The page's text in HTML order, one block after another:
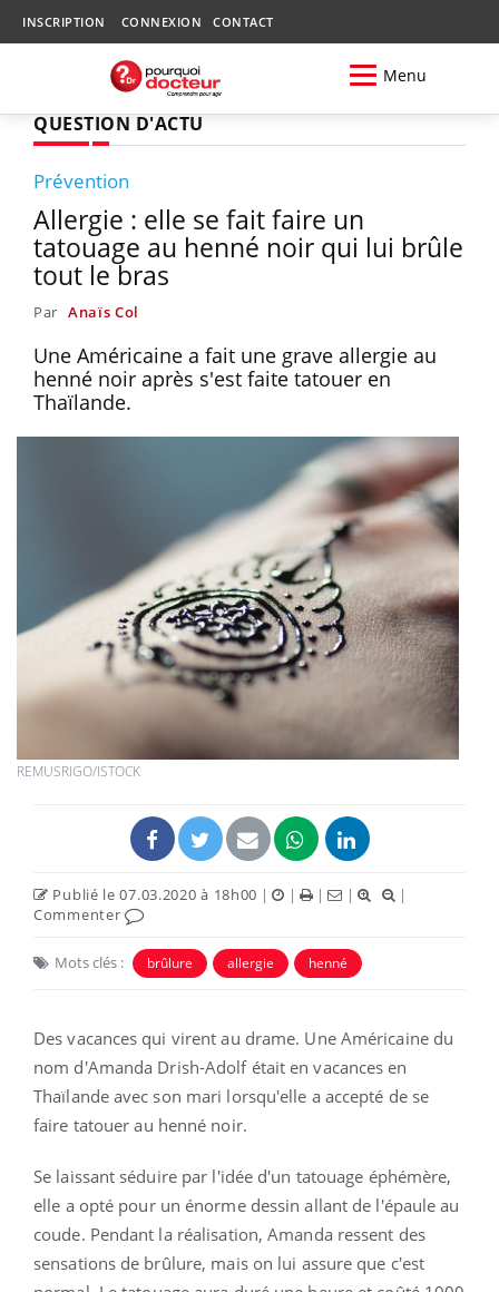
INSCRIPTION CONNEXION CONTACT
Menu
QUESTION D'ACTU
Prévention
Allergie : elle se fait faire un
tatouage au henné noir qui lui brûle
tout le bras
Par Anaïs Col
Une Américaine a fait une grave allergie au
henné noir après s'est faite tatouer en
Thaïlande.
REMUSRIGO/ISTOCK
Publié le 07.03.2020 à 18h00 | | | |
|
Commenter
Mots clés : brûlure allergie henné
Des vacances qui virent au drame. Une Américaine du
nom d'Amanda Drish-Adolf était en vacances en
Thaïlande avec son mari lorsqu'elle a accepté de se
faire tatouer au henné noir.
Se laissant séduire par l'idée d'un tatouage éphémère,
elle a opté pour un énorme dessin allant de l'épaule au
coude. Pendant la réalisation, Amanda ressent des
sensations de brûlure, mais on lui assure que c'est